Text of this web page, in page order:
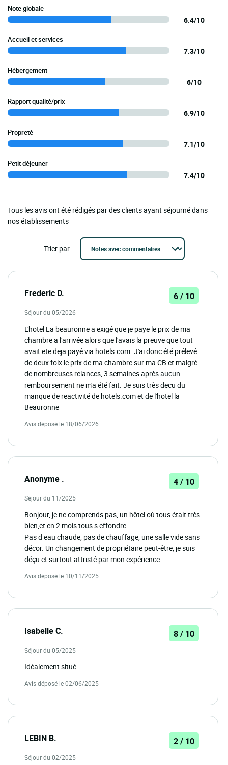
Note globale
6.4/10
Accueil et services
7.3/10
Hébergement
6/10
Rapport qualité/prix
6.9/10
Propreté
7.1/10
Petit déjeuner
7.4/10
Tous les avis ont été rédigés par des clients ayant séjourné dans
nos établissements
Trier par
Frederic D. 6 / 10
Séjour du 05/2026
L'hotel La beauronne a exigé que je paye le prix de ma
chambre a l'arrivée alors que l'avais la preuve que tout
avait ete deja payé via hotels.com. J'ai donc été prélevé
de deux foix le prix de ma chambre sur ma CB et malgré
de nombreuses relances, 3 semaines après aucun
remboursement ne m'a été fait. Je suis très decu du
manque de reactivité de hotels.com et de l'hotel la
Beauronne
Avis déposé le 18/06/2026
Anonyme . 4 / 10
Séjour du 11/2025
Bonjour, je ne comprends pas, un hôtel où tous était très
bien,et en 2 mois tous s effondre.
Pas d eau chaude, pas de chauffage, une salle vide sans
décor. Un changement de propriétaire peut-être, je suis
déçu et surtout attristé par mon expérience.
Avis déposé le 10/11/2025
Isabelle C. 8 / 10
Séjour du 05/2025
Idéalement situé
Avis déposé le 02/06/2025
LEBIN B. 2 / 10
Séjour du 02/2025